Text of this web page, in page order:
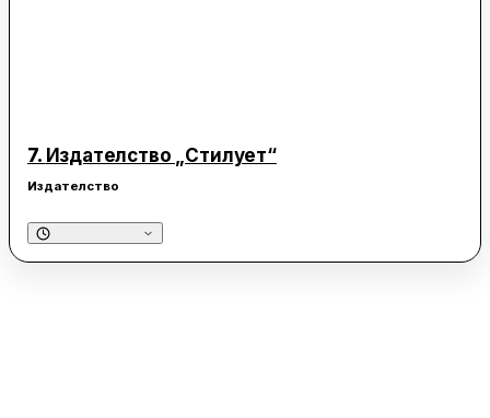
7. Издателство „Стилует“
Издателство